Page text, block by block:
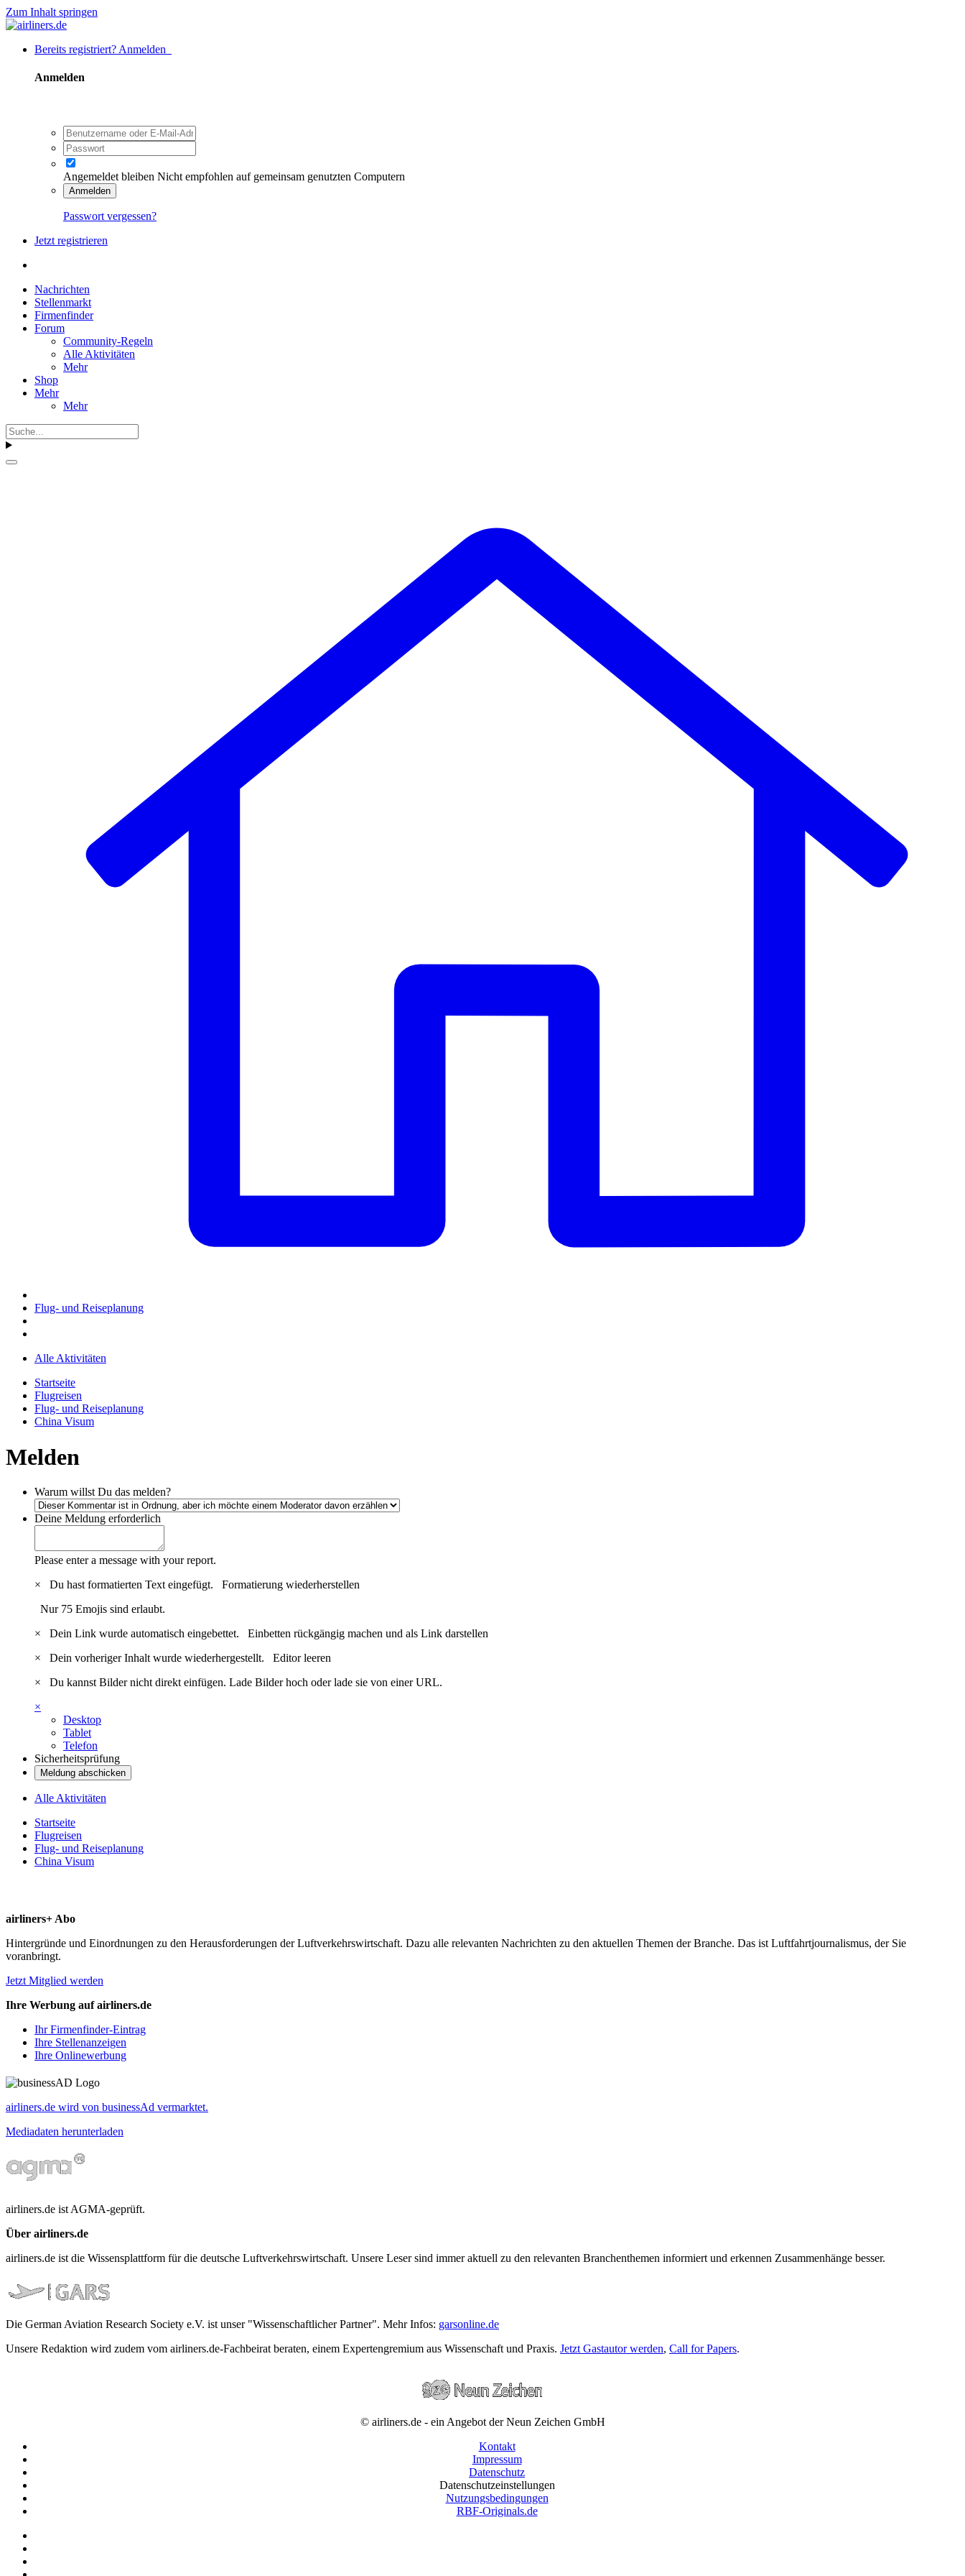
Zum Inhalt springen
Bereits registriert? Anmelden
Anmelden
Angemeldet bleiben Nicht empfohlen auf gemeinsam genutzten Computern
Anmelden
Passwort vergessen?
Jetzt registrieren
Nachrichten
Stellenmarkt
Firmenfinder
Forum
Community-Regeln
Alle Aktivitäten
Mehr
Shop
Mehr
Mehr
Flug- und Reiseplanung
Alle Aktivitäten
Startseite
Flugreisen
Flug- und Reiseplanung
China Visum
Melden
Warum willst Du das melden?
Deine Meldung erforderlich
Please enter a message with your report.
×
Du hast formatierten Text eingefügt. Formatierung wiederherstellen
Nur 75 Emojis sind erlaubt.
×
Dein Link wurde automatisch eingebettet. Einbetten rückgängig machen und als Link darstellen
×
Dein vorheriger Inhalt wurde wiederhergestellt. Editor leeren
×
Du kannst Bilder nicht direkt einfügen. Lade Bilder hoch oder lade sie von einer URL.
×
Desktop
Tablet
Telefon
Sicherheitsprüfung
Meldung abschicken
Alle Aktivitäten
Startseite
Flugreisen
Flug- und Reiseplanung
China Visum
airliners+ Abo
Hintergründe und Einordnungen zu den Herausforderungen der Luftverkehrswirtschaft. Dazu alle relevanten Nachrichten zu den aktuellen Themen der Branche. Das ist Luftfahrtjournalismus, der Sie
voranbringt.
Jetzt Mitglied werden
Ihre Werbung auf airliners.de
Ihr Firmenfinder-Eintrag
Ihre Stellenanzeigen
Ihre Onlinewerbung
airliners.de wird von businessAd vermarktet.
Mediadaten herunterladen
airliners.de ist AGMA-geprüft.
Über airliners.de
airliners.de ist die Wissensplattform für die deutsche Luftverkehrswirtschaft. Unsere Leser sind immer aktuell zu den relevanten Branchenthemen informiert und erkennen Zusammenhänge besser.
Die German Aviation Research Society e.V. ist unser "Wissenschaftlicher Partner". Mehr Infos: garsonline.de
Unsere Redaktion wird zudem vom airliners.de-Fachbeirat beraten, einem Expertengremium aus Wissenschaft und Praxis. Jetzt Gastautor werden, Call for Papers.
© airliners.de - ein Angebot der Neun Zeichen GmbH
Kontakt
Impressum
Datenschutz
Datenschutzeinstellungen
Nutzungsbedingungen
RBF-Originals.de